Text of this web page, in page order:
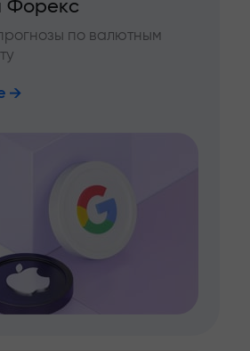
Форекс
по валютным